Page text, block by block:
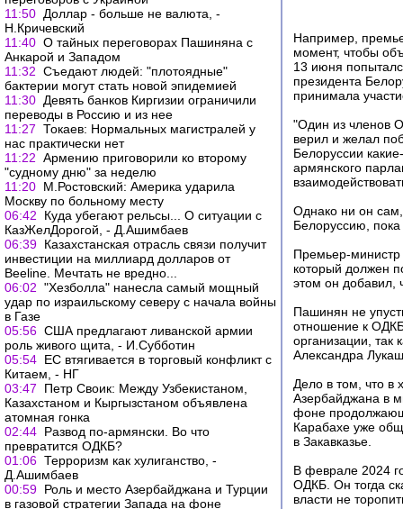
11:50 Доллар - больше не валюта, -
Н.Кричевский
11:40 О тайных переговорах Пашиняна с
Анкарой и Западом
11:32 Съедают людей: "плотоядные"
бактерии могут стать новой эпидемией
11:30 Девять банков Киргизии ограничили
переводы в Россию и из нее
11:27 Токаев: Нормальных магистралей у
нас практически нет
11:22 Армению приговорили ко второму
"судному дню" за неделю
11:20 М.Ростовский: Америка ударила
Москву по больному месту
06:42
Куда убегают рельсы... О ситуации с
КазЖелДорогой, - Д.Ашимбаев
06:39 Казахстанская отрасль связи получит
инвестиции на миллиард долларов от
Beeline. Мечтать не вредно...
06:02 "Хезболла" нанесла самый мощный
удар по израильскому северу с начала войны
в Газе
05:56 США предлагают ливанской армии
роль живого щита, - И.Субботин
05:54 ЕС втягивается в торговый конфликт с
Китаем, - НГ
03:47
Петр Своик: Между Узбекистаном,
Казахстаном и Кыргызстаном объявлена
атомная гонка
02:44 Развод по-армянски. Во что
превратится ОДКБ?
01:06 Терроризм как хулиганство, -
Д.Ашимбаев
00:59 Роль и место Азербайджана и Турции
в газовой стратегии Запада на фоне
Например,
момент, чтобы
13 июня
президента
принимала
"Один из членов
верил и желал
Белоруссии
армянского
Однако ни он
Белоруссию,
Премьер-
который должен
этом он добавил,
Пашинян не
отношение к
организации, так
Александра
Дело в том, что в
Азербайджана в
фоне
Карабахе уже
в Закавказье.
В феврале 2024
ОДКБ. Он тогда
власти не